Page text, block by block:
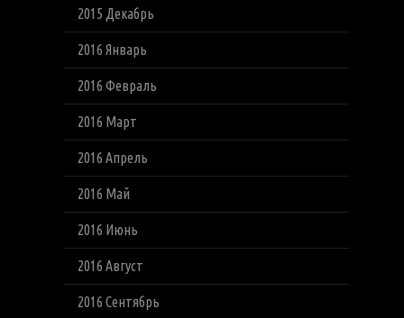
2015 Декабрь
2016 Январь
2016 Февраль
2016 Март
2016 Апрель
2016 Май
2016 Июнь
2016 Август
2016 Сентябрь